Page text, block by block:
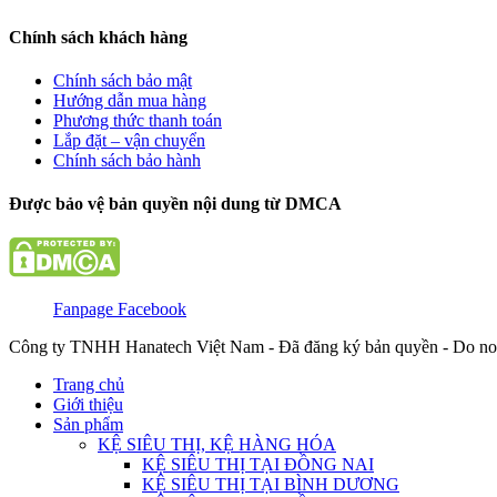
Chính sách khách hàng
Chính sách bảo mật
Hướng dẫn mua hàng
Phương thức thanh toán
Lắp đặt – vận chuyển
Chính sách bảo hành
Được bảo vệ bản quyền nội dung từ DMCA
Fanpage Facebook
Công ty TNHH Hanatech Việt Nam - Đã đăng ký bản quyền - Do
Trang chủ
Giới thiệu
Sản phẩm
KỆ SIÊU THỊ, KỆ HÀNG HÓA
KỆ SIÊU THỊ TẠI ĐỒNG NAI
KỆ SIÊU THỊ TẠI BÌNH DƯƠNG